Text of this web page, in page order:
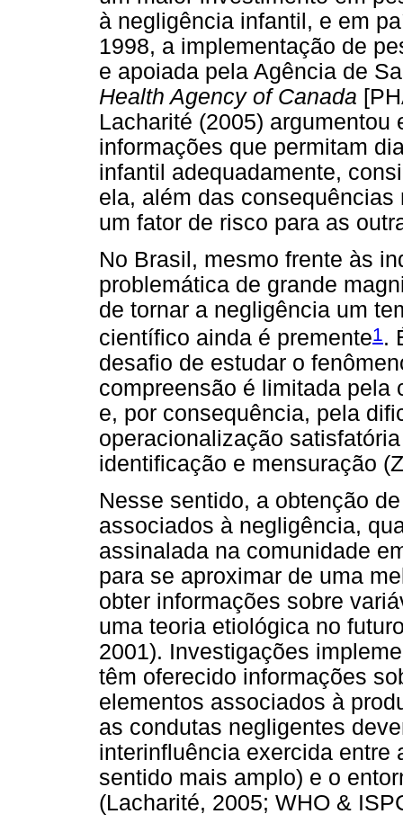
à negligência infantil, e em
1998, a implementação de
e apoiada pela Agência de
Health Agency of Canada
Lacharité (2005)
informações que permitam
infantil adequadamente,
ela, além das
um fator de risco para as
No Brasil, mesmo frente às
problemática de grande
de tornar a negligência um
científico ainda é premente1 .
desafio de estudar o
compreensão é limitada pela
e, por consequência, pela
operacionalização
identificação e mensuração
Nesse sentido, a obtenção
associados à negligência,
assinalada na comunidade
para se aproximar de uma
obter informações sobre
uma teoria etiológica no
2001). Investigações
têm oferecido informações
elementos associados à
as condutas negligentes
interinfluência exercida entre
sentido mais amplo) e o
(Lacharité, 2005; WHO &